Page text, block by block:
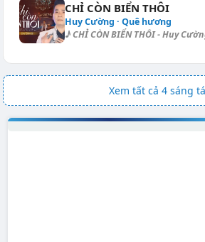
CHỈ CÒN BIỂN THÔI
Huy Cường · Quê hương
Xem tất cả 4 sáng